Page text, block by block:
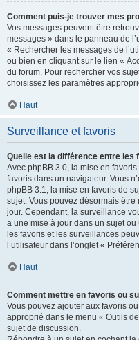
Comment puis-je trouver mes
Vos messages peuvent être
messages » dans le panneau de
« Rechercher les messages de
ou bien en cliquant sur le lien «
du forum. Pour rechercher vos
choisissez les paramètres
Haut
Surveillance et favoris
Quelle est la différence entre les
Avec phpBB 3.0, la mise en
favoris dans un navigateur. Vous
phpBB 3.1, la mise en favoris de
sujet. Vous pouvez désormais
jour. Cependant, la surveillance
a une mise à jour dans un sujet
les favoris et les surveillances
l’utilisateur dans l’onglet «
Haut
Comment mettre en favoris ou
Vous pouvez ajouter aux favoris
approprié dans le menu « Outils
sujet de discussion.